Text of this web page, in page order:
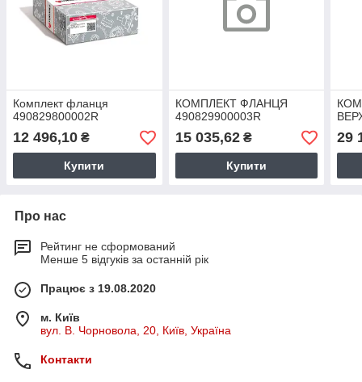
Комплект фланця
490829800002R
12 496,10 ₴
Купити
КОМПЛЕКТ ФЛАНЦЯ
490829900003R
15 035,62₴
Купити
29
Про нас
Рейтинг не сформований
Менше 5 відгуків за останній рік
Працює з 19.08.2020
м. Київ
вул. В. Чорновола, 20, Київ, Україна
Контакти